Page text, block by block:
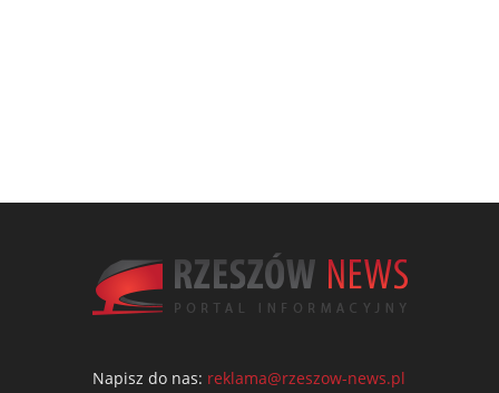
Napisz do nas: reklama@rzeszow-news.pl